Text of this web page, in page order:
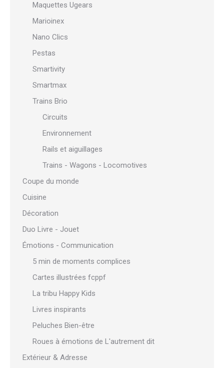
Maquettes Ugears
Marioinex
Nano Clics
Pestas
Smartivity
Smartmax
Trains Brio
Circuits
Environnement
Rails et aiguillages
Trains - Wagons - Locomotives
Coupe du monde
Cuisine
Décoration
Duo Livre - Jouet
Émotions - Communication
5 min de moments complices
Cartes illustrées fcppf
La tribu Happy Kids
Livres inspirants
Peluches Bien-être
Roues à émotions de L'autrement dit
Extérieur & Adresse